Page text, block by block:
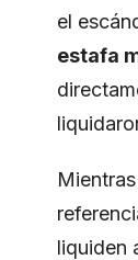
el
estafa
liquiden